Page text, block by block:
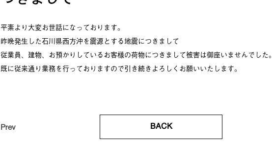
平素より大変お世話になっております。
昨晩発生した石川県西方沖を震源とする地震につきまして
従業員、建物、お預かりしているお客様の荷物につきまして被害は御座いませんでした。
既に従来通り業務を行っておりますので引き続きよろしくお願いいたします。
Prev BACK